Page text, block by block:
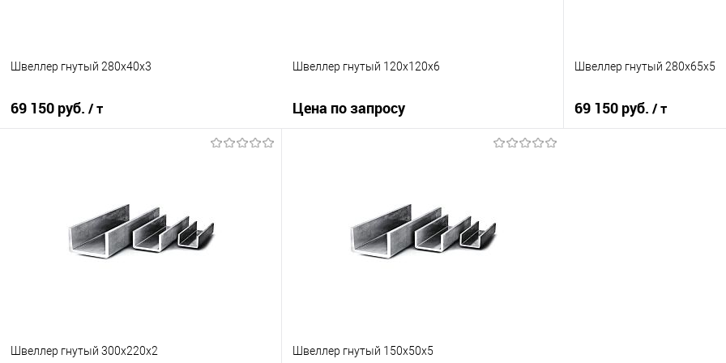
Швеллер гнутый 280х40х3
69 150 руб. / т
Купить в 1 клик
Сравнение
В избранное
Под заказ
Швеллер гнутый 120х120х6
Цена по запросу
Купить в 1 клик
Сравнение
В избранное
Под заказ
Швеллер гнутый 280х65х5
69 150 руб. / т
Швеллер гнутый 300х220х2 Швеллер гнутый 150х50х5